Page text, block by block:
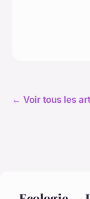
← Voir tous les